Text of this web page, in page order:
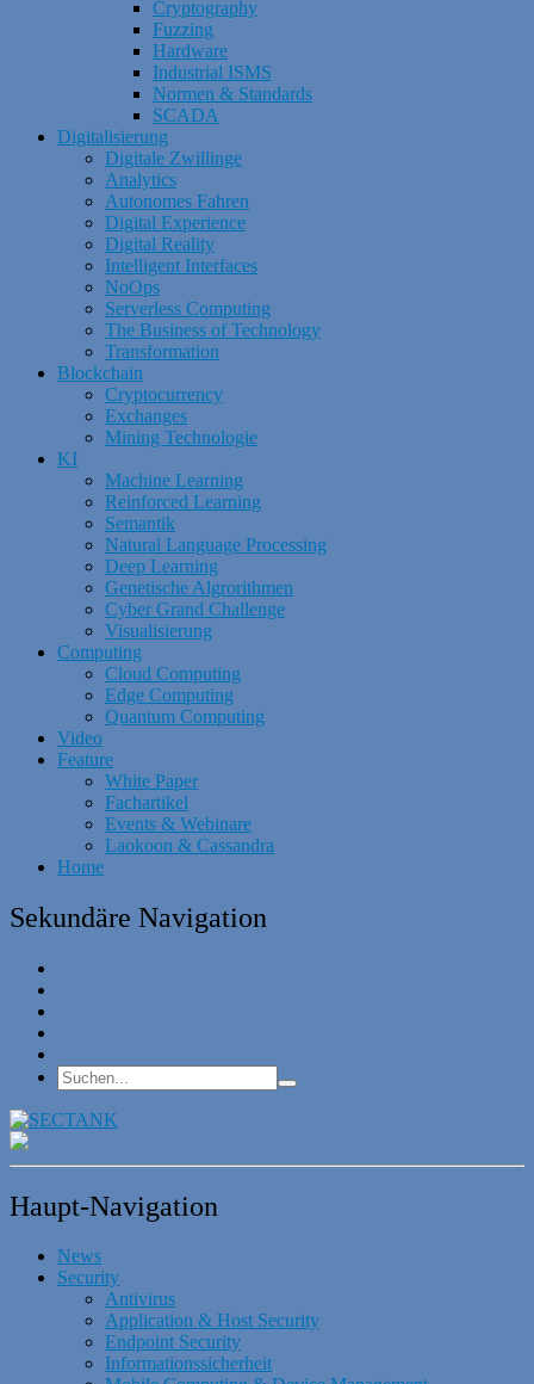
Cryptography
Fuzzing
Hardware
Industrial ISMS
Normen & Standards
SCADA
Digitalisierung
Digitale Zwillinge
Analytics
Autonomes Fahren
Digital Experience
Digital Reality
Intelligent Interfaces
NoOps
Serverless Computing
The Business of Technology
Transformation
Blockchain
Cryptocurrency
Exchanges
Mining Technologie
KI
Machine Learning
Reinforced Learning
Semantik
Natural Language Processing
Deep Learning
Genetische Algrorithmen
Cyber Grand Challenge
Visualisierung
Computing
Cloud Computing
Edge Computing
Quantum Computing
Video
Feature
White Paper
Fachartikel
Events & Webinare
Laokoon & Cassandra
Home
Sekundäre Navigation
Haupt-Navigation
News
Security
Antivirus
Application & Host Security
Endpoint Security
Informationssicherheit